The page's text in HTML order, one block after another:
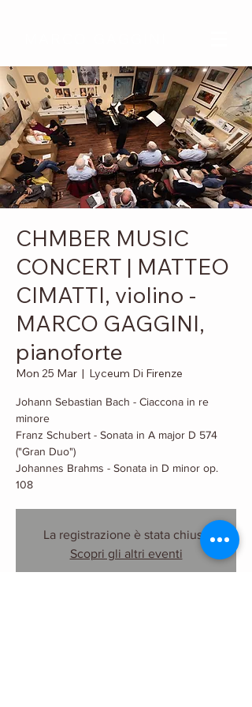
CHMBER MUSIC
CONCERT | MATTEO
CIMATTI, violino -
MARCO GAGGINI,
pianoforte
Mon 25 Mar
  |
Lyceum Di Firenze
Johann Sebastian Bach - Ciaccona in re
minore
Franz Schubert - Sonata in A major D 574
("Gran Duo")
Johannes Brahms - Sonata in D minor op.
108
La registrazione è stata chiusa
Scopri gli altri eventi